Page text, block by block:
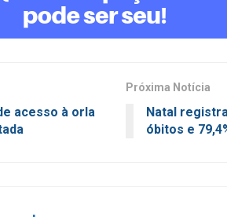
acesso à orla
Próxima Notícia
Natal
óbitos e